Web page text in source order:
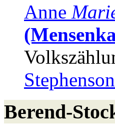
Anne
Berend-